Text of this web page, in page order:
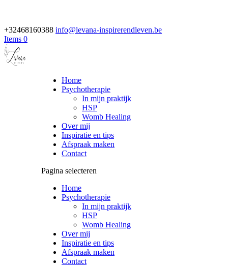
+32468160388 info@levana-inspirerendleven.be
Items 0
Home
Psychotherapie
In mijn praktijk
HSP
Womb Healing
Over mij
Inspiratie en tips
Afspraak maken
Contact
Pagina selecteren
Home
Psychotherapie
In mijn praktijk
HSP
Womb Healing
Over mij
Inspiratie en tips
Afspraak maken
Contact